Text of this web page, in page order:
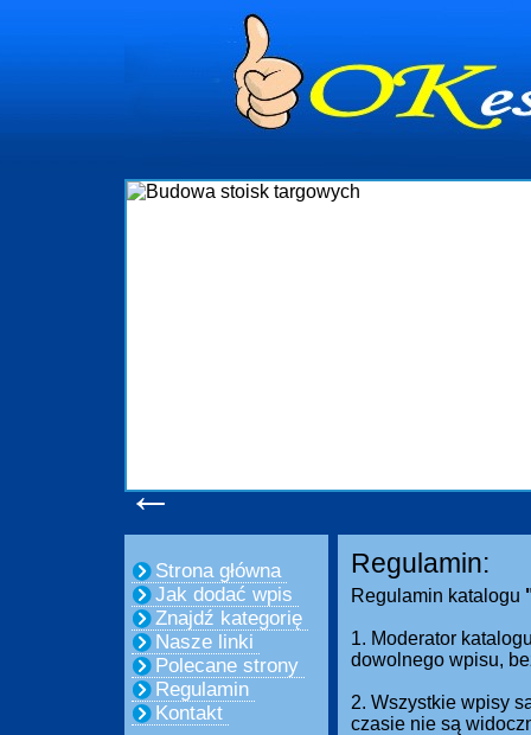
←
Strona główna
Jak dodać wpis
Znajdź kategorię
Nasze linki
Polecane strony
Regulamin
Kontakt
Regulamin:
Regulamin katalogu
1. Moderator
dowolnego wpisu,
2. Wszystkie wpisy
czasie nie są